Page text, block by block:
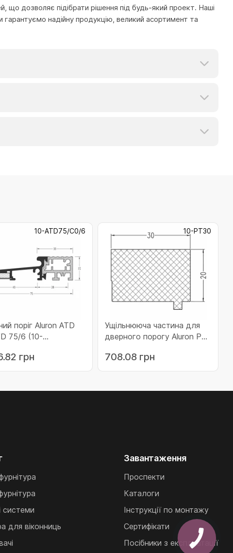
дозволяє підібрати рішення під будь-який проект. Наші
надійну продукцію, великий асортимент та
10-ATD75/C0/6
поріг Aluron ATD
75/6 (10-
грн
10-PT30
Ущільнююча частина для
дверного порогу Aluron PT
708.08 грн
системи
для віконниць
Завантаження
Проспекти
Каталоги
Інструкції по монтажу
Сертифікати
Посібники з експлуатації